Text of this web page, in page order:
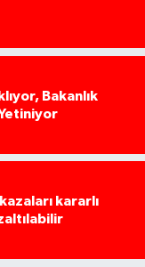
Bakanlık
kararlı